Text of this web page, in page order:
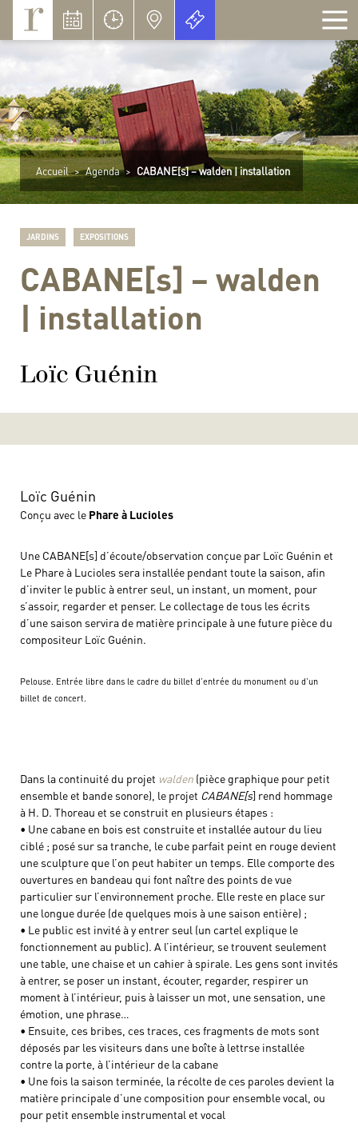
Accueil > Agenda > CABANE[s] – walden | installation
JARDINS EXPOSITIONS
CABANE[s] – walden
| installation
Loïc Guénin
Loïc Guénin
Conçu avec le Phare à Lucioles
Une CABANE[s] d’écoute/observation conçue par Loïc Guénin et
Le Phare à Lucioles sera installée pendant toute la saison, afin
d’inviter le public à entrer seul, un instant, un moment, pour
s’assoir, regarder et penser. Le collectage de tous les écrits
d’une saison servira de matière principale à une future pièce du
compositeur Loïc Guénin.
Pelouse. Entrée libre dans le cadre du billet d’entrée du monument ou d’un
billet de concert.
Dans la continuité du projet walden (pièce graphique pour petit
ensemble et bande sonore), le projet CABANE[s] rend hommage
à H. D. Thoreau et se construit en plusieurs étapes :
• Une cabane en bois est construite et installée autour du lieu
ciblé ; posé sur sa tranche, le cube parfait peint en rouge devient
une sculpture que l’on peut habiter un temps. Elle comporte des
ouvertures en bandeau qui font naître des points de vue
particulier sur l’environnement proche. Elle reste en place sur
une longue durée (de quelques mois à une saison entière) ;
• Le public est invité à y entrer seul (un cartel explique le
fonctionnement au public). A l’intérieur, se trouvent seulement
une table, une chaise et un cahier à spirale. Les gens sont invités
à entrer, se poser un instant, écouter, regarder, respirer un
moment à l’intérieur, puis à laisser un mot, une sensation, une
émotion, une phrase…
• Ensuite, ces bribes, ces traces, ces fragments de mots sont
déposés par les visiteurs dans une boîte à lettrse installée
contre la porte, à l’intérieur de la cabane
• Une fois la saison terminée, la récolte de ces paroles devient la
matière principale d’une composition pour ensemble vocal, ou
pour petit ensemble instrumental et vocal
Panneau de gestion des cookies